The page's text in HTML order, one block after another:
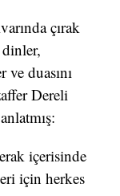
çırak
dinler,
duasını
Dereli
içerisinde
için herkes